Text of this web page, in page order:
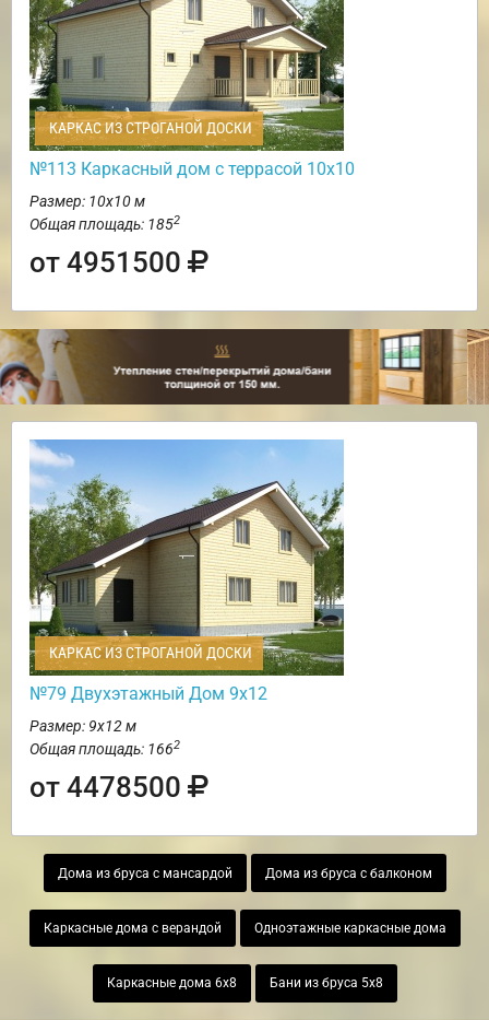
КАРКАС ИЗ СТРОГАНОЙ ДОСКИ
№113 Каркасный дом с террасой 10х10
Размер: 10х10 м
Общая площадь: 1852
от 4951500
КАРКАС ИЗ СТРОГАНОЙ ДОСКИ
№79 Двухэтажный Дом 9х12
Размер: 9х12 м
Общая площадь: 1662
от 4478500
Дома из бруса с мансардой Дома из бруса с балконом
Каркасные дома с верандой Одноэтажные каркасные дома
Каркасные дома 6х8 Бани из бруса 5х8